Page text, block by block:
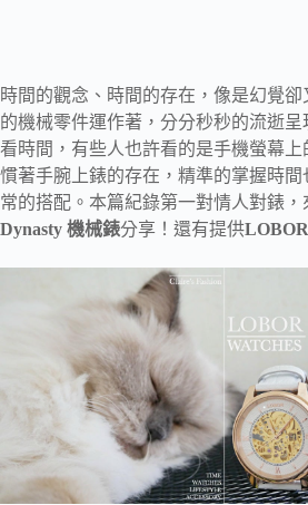
時間的觀念、時間的存在，像是幻覺
的機械零件運作著，分分秒秒的流逝
看時間，有些人也許看的是手機螢幕上
慣著手腕上錶的存在，精準的掌握時間
常的搭配。本篇紀錄第一對情人對錶，
Dynasty 機械錶分享！還有提供